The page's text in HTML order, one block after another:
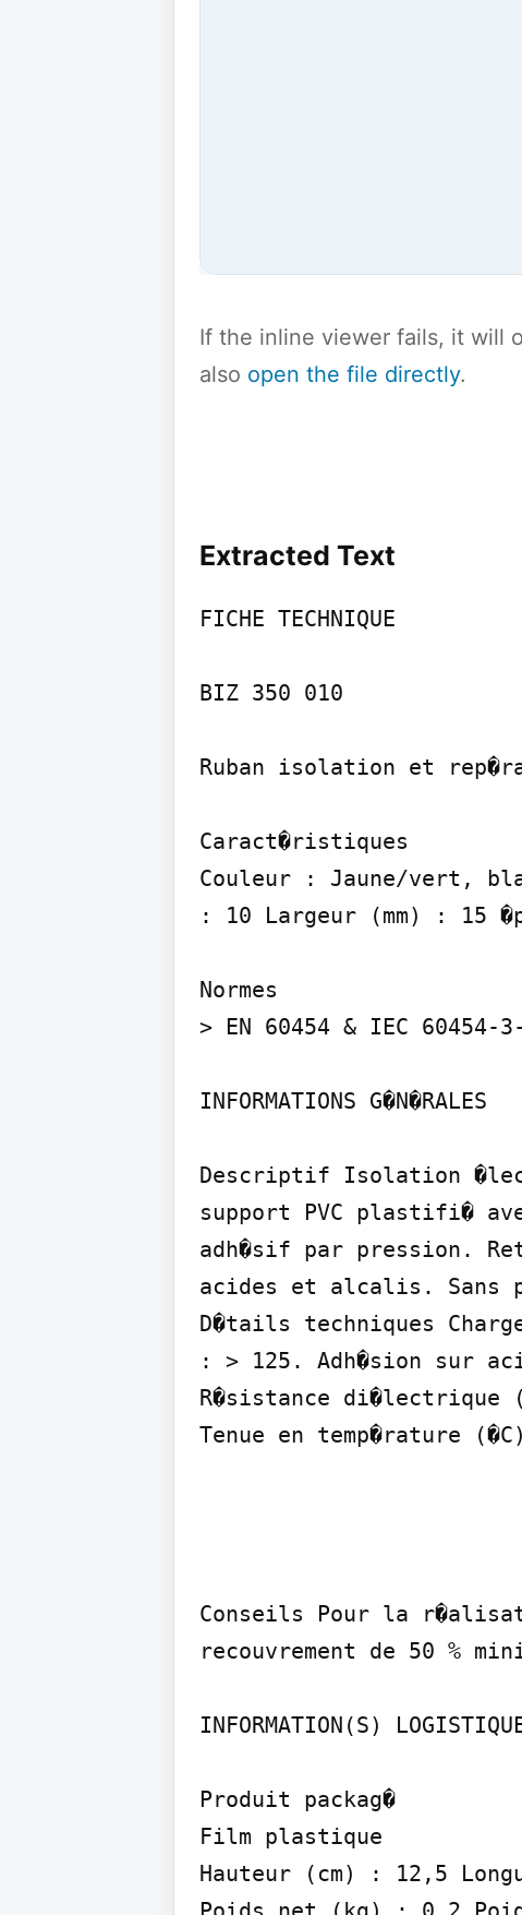
If the inline viewer fails, it will
also open the file directly.
Extracted Text
FICHE TECHNIQUE
BIZ 350 010
Ruban isolation et
Caract�ristiques
Couleur : Jaune/vert,
: 10 Largeur (mm) : 15
Normes
> EN 60454 & IEC 60454-
INFORMATIONS G�N�RALES
Descriptif Isolation
support PVC plastifi�
adh�sif par pression.
acides et alcalis. Sans
D�tails techniques
: > 125. Adh�sion sur
R�sistance di�lectrique
Tenue en temp�rature
Conseils Pour la
recouvrement de 50 %
INFORMATION(S)
Produit packag�
Film plastique
Hauteur (cm) : 12,5